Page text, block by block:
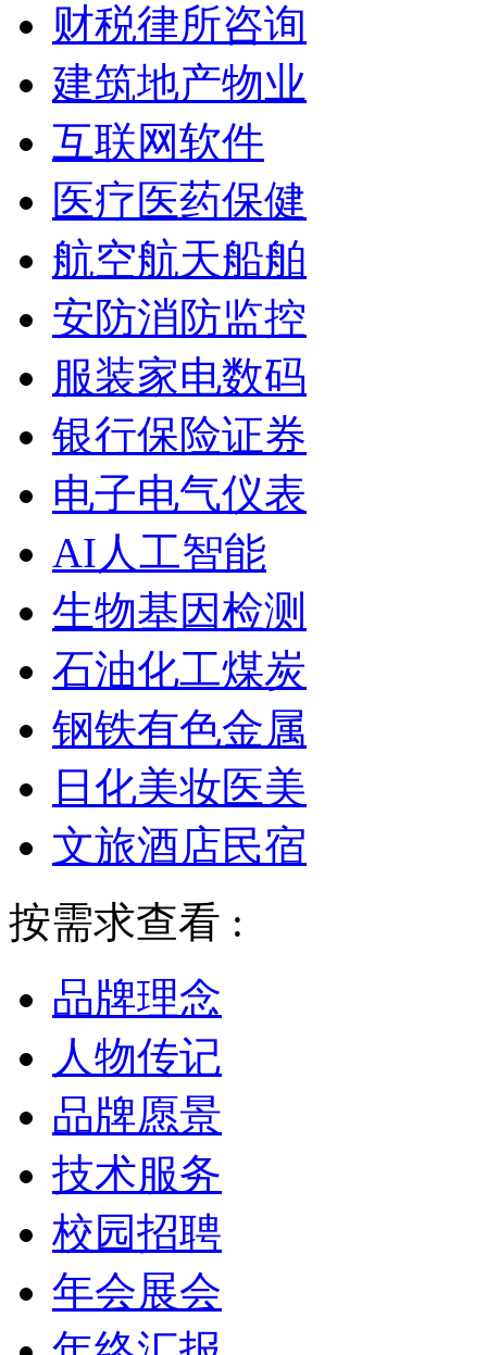
财税律所咨询
建筑地产物业
互联网软件
医疗医药保健
航空航天船舶
安防消防监控
服装家电数码
银行保险证券
电子电气仪表
AI人工智能
生物基因检测
石油化工煤炭
钢铁有色金属
日化美妆医美
文旅酒店民宿
按需求查看 :
品牌理念
人物传记
品牌愿景
技术服务
校园招聘
年会展会